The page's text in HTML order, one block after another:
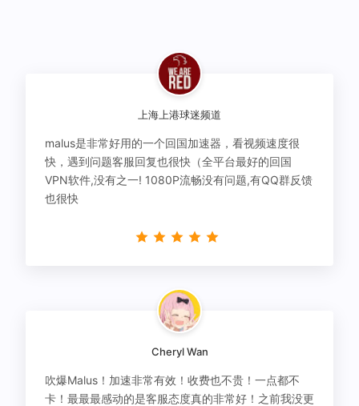
上海上港球迷频道
malus是非常好用的一个回国加速器，看视频速度很
快，遇到问题客服回复也很快（全平台最好的回国
VPN软件,没有之一! 1080P流畅没有问题,有QQ群反馈
也很快
Cheryl Wan
吹爆Malus！加速非常有效！收费也不贵！一点都不
卡！最最最感动的是客服态度真的非常好！之前我没更